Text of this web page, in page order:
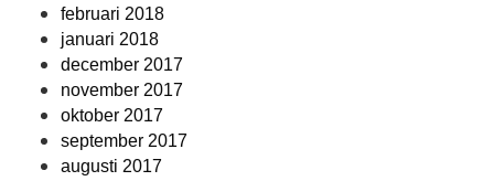
februari 2018
januari 2018
december 2017
november 2017
oktober 2017
september 2017
augusti 2017